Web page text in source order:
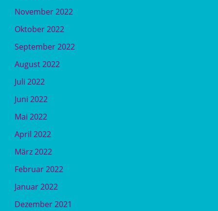
November 2022
Oktober 2022
September 2022
August 2022
Juli 2022
Juni 2022
Mai 2022
April 2022
März 2022
Februar 2022
Januar 2022
Dezember 2021